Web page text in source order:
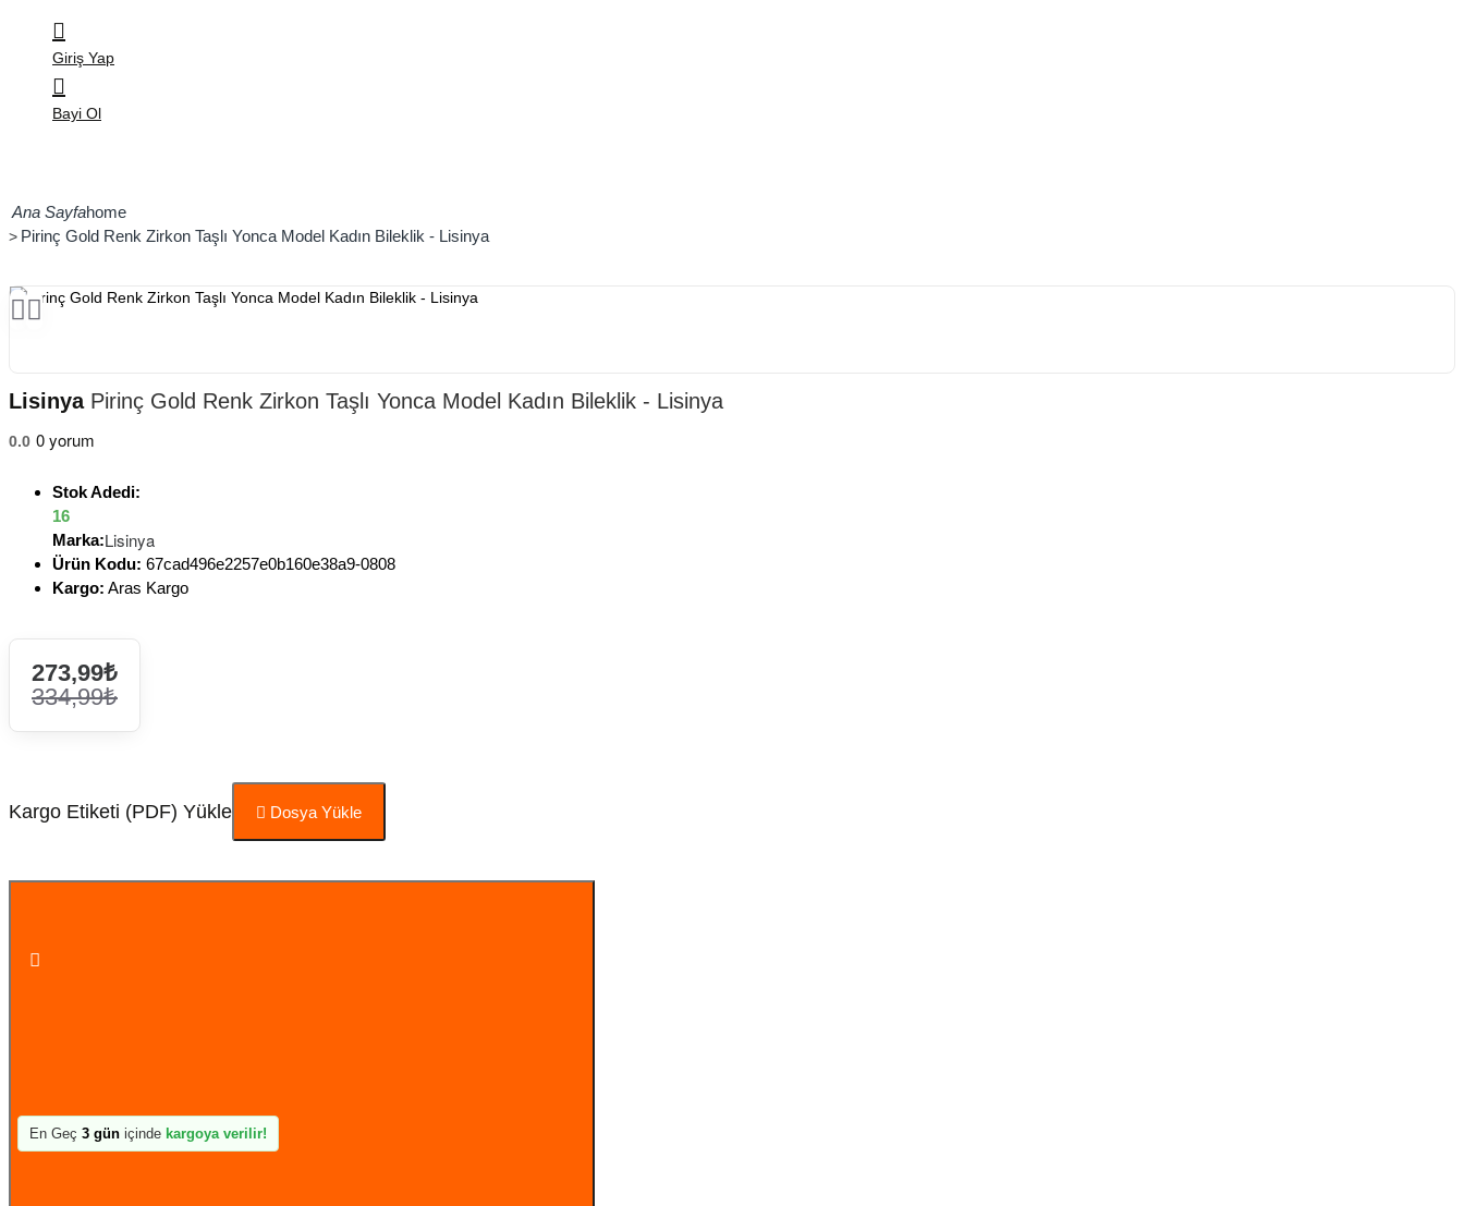
Giriş Yap
Bayi Ol
home
Pirinç Gold Renk Zirkon Taşlı Yonca Model Kadın Bileklik - Lisinya
LisinyaPirinç Gold Renk Zirkon Taşlı Yonca Model Kadın Bileklik - Lisinya
0.0 0 yorum
Stok Adedi:
16
Marka:Lisinya
Ürün Kodu: 67cad496e2257e0b160e38a9-0808
Kargo: Aras Kargo
273,99₺
334,99₺
Kargo Etiketi (PDF) Yükle Dosya Yükle
En Geç 3 gün içinde kargoya verilir!